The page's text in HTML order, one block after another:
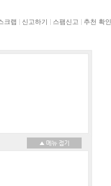
크랩 신고하기 스팸신고 추천 확인